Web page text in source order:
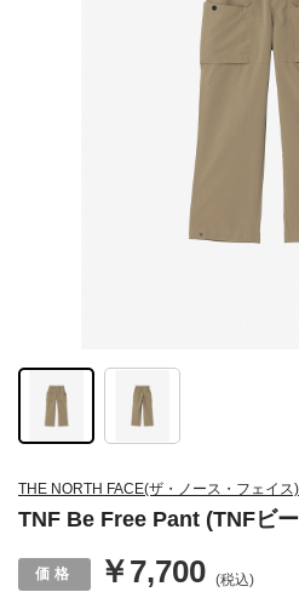
THE NORTH FACE(ザ・ノース・フェイス)
TNF Be Free Pant (TNFビ
￥7,700 (税込)